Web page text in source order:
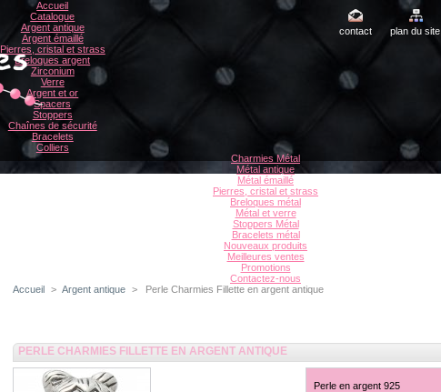
contact plan du site
Accueil
Catalogue
Argent antique
Argent émaillé
Pierres, cristal et strass
Breloques argent
Zirconium
Verre
Argent et or
Spacers
Stoppers
Chaînes de sécurité
Bracelets
Colliers
Charmies Métal
Métal antique
Métal émaillé
Pierres, cristal et strass
Breloques métal
Métal et verre
Stoppers Métal
Bracelets métal
Nouveaux produits
Meilleures ventes
Promotions
Contactez-nous
Accueil > Argent antique > Perle Charmies Fillette en argent antique
PERLE CHARMIES FILLETTE EN ARGENT ANTIQUE
Perle en argent 925